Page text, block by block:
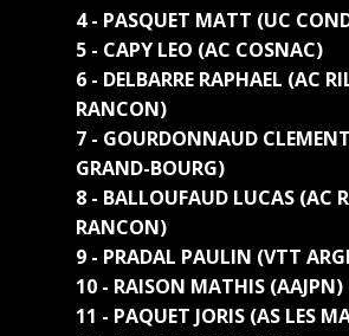
4 - PASQUET MATT (UC
5 - CAPY LEO (AC COSNAC)
6 - DELBARRE RAPHAEL (AC
RANCON)
7 - GOURDONNAUD
GRAND-BOURG)
8 - BALLOUFAUD LUCAS (AC
RANCON)
9 - PRADAL PAULIN (VTT
10 - RAISON MATHIS (AAJPN)
11 - PAQUET JORIS (AS LES